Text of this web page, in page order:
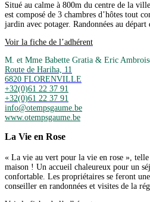
Situé au calme à 800m du centre de la
est composé de 3 chambres d’hôtes tout
jardin avec potager. Randonnées au départ
Voir la fiche de l’adhérent
M. et Mme Babette Gratia & Eric
Route de Hariha, 11
6820 FLORENVILLE
+32(0)61 22 37 91
+32(0)61 22 37 91
info@otempsgaume.be
www.otempsgaume.be
La Vie en Rose
« La vie au vert pour la vie en rose », telle
maison ! Un accueil chaleureux pour un
confortable. Les propriétaires se feront
conseiller en randonnées et visites de la